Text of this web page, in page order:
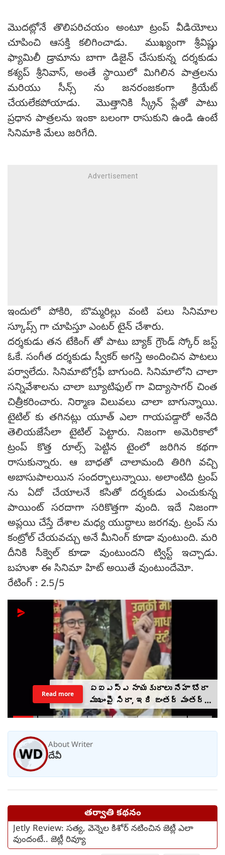
మొదట్లోనే తొలిపరిచయం అంటూ ట్రంప్ వీడియోలు
చూపించి ఆసక్తి కలిగించాడు. ముఖ్యంగా శ్రీవిష్ణు
ఫ్యామిలీ డ్రామాను బాగా డిజైన్ చేసుకున్న దర్శకుడు
కశ్యప్ శ్రీనివాస్, అంతే స్థాయిలో మిగిలిన పాత్రలను
మరియు సీన్స్ ను జనరంజకంగా క్రియేట్
చేయలేకపోయాడు. మొత్తానికి స్క్రీన్ ప్లేతో పాటు
ప్రధాన పాత్రలను ఇంకా బలంగా రాసుకుని ఉండి ఉంటే
సినిమాకి మేలు జరిగేది.
ఇందులో పోకిరి, బొమ్మరిల్లు వంటి పలు సినిమాల
స్కూప్స్ గా చూపిస్తూ ఎంటర్ టైన్ చేశారు.
దర్శకుడు తన టేకింగ్ తో పాటు బ్యాక్ గ్రౌండ్ స్కోర్ జస్ట్
ఓకే. సంగీత దర్శకుడు స్వీకర్ అగస్తి అందించిన పాటలు
పర్వాలేదు. సినిమాటోగ్రఫీ బాగుంది. సినిమాలోని చాలా
సన్నివేశాలను చాలా బ్యూటిఫుల్ గా విద్యాసాగర్ చింత
చిత్రీకరించారు. నిర్మాణ విలువలు చాలా బాగున్నాయి.
టైటిల్ కు తగినట్లు యూత్ ఎలా గాయపడ్దారో అనేది
తెలియజేసేలా టైటిల్ పెట్టారు. నిజంగా అమెరికాలో
ట్రంప్ కొత్త రూల్స్ పెట్టిన టైంలో జరిగిన కథగా
రాసుకున్నారు. ఆ బాధతో చాలామంది తిరిగి వచ్చి
అబాసుపాలయిన సందర్భాలున్నాయి. అలాంటిది ట్రంప్
ను ఏదో చేయాలనే కసితో దర్శకుడు ఎంచుకున్న
పాయింట్ సరదాగా సరికొత్తగా వుంది. ఇదే నిజంగా
అప్లయి చేస్తే దేశాల మధ్య యుద్ధాలు జరగవు. ట్రంప్ ను
కంట్రోల్ చేయవచ్చు అనే మీనింగ్ కూడా వుంటుంది. మరి
దీనికి సీక్వెల్ కూడా వుంటుందని ట్విస్ట్ ఇచ్చాడు.
బహుశా ఈ సినిమా హిట్ అయితే వుంటుందేమో.
రేటింగ్ : 2.5/5
తమిళ ప్రజల కోసం ఎన్ని
అవమానాలైనా ఎదుర్కొనేందుకు
సిద్ధం : సీఎం విజయ్
Read more
About Writer
దేవీ
తర్వాతి కథనం
Jetly Review: సత్య, వెన్నెల కిశోర్ నటించిన జెట్లీ ఎలా
వుందంటే.. జెట్లీ రివ్యూ